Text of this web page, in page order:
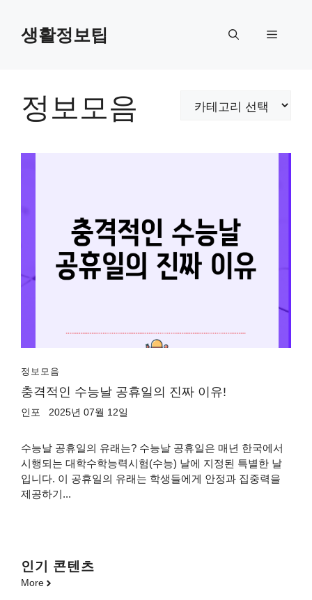
생활정보팁 메
정보모음
정보모음
충격적인 수능날 공휴일의 진짜 이유!
인포 2025년 07월 12일
수능날 공휴일의 유래는? 수능날 공휴일은 매년 한국에서
시행되는 대학수학능력시험(수능) 날에 지정된 특별한 날
입니다. 이 공휴일의 유래는 학생들에게 안정과 집중력을
제공하기...
인기 콘텐츠
More